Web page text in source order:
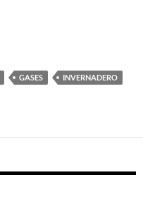
GASES
INVERNADERO